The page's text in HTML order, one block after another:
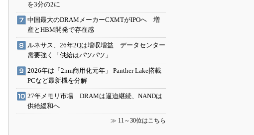
を3分の2に
中国最大のDRAMメーカーCXMTがIPOへ 増
産とHBM開発で存在感
ルネサス、26年2Qは増収増益 データセンター
需要強く「供給はパツパツ」
2026年は「2nm商用化元年」 Panther Lake搭載
PCなど最新機を分解
27年メモリ市場 DRAMは逼迫継続、NANDは
供給緩和へ
≫ 11～30位はこちら